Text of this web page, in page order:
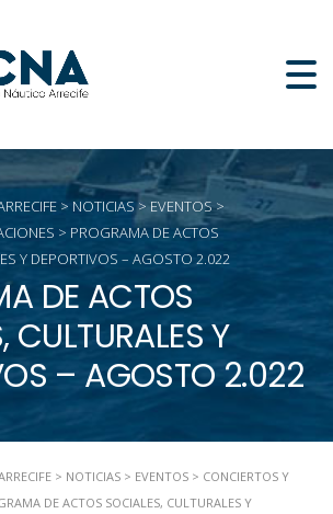
DE ACTOS
CULTURALES Y
– AGOSTO 2.022
> NOTICIAS> EVENTOS>
> PROGRAMA DE ACTOS
Y DEPORTIVOS – AGOSTO 2.022
> NOTICIAS > EVENTOS > CONCIERTOS Y
DE ACTOS SOCIALES, CULTURALES Y